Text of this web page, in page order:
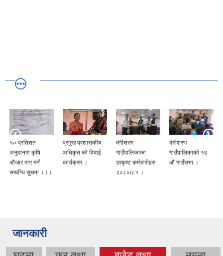
५० प्रतिशत
अनुदानमा कृषि
औजार माग गर्ने
सम्बन्धि सुचना ।।।
प्रमुख प्रशासकीय
अधिकृत को विदाई
कार्यक्रम ।
दंगीशरण
गाउँपालिकाका
उत्कृष्ट कर्मचारीहरु
२०८०/८१ ।
दंगीशरण
गाउँपालिकाको १७
औ गाउँसभा ।
जानकारी